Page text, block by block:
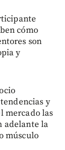
cómo
son
y
y
mercado las
adelante la
músculo